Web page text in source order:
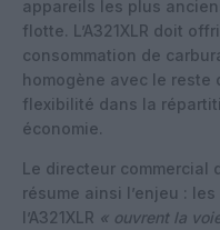
appareils les plus
flotte. L’A321XLR doit
consommation de
homogène avec le
flexibilité dans la
économie.
Le directeur commercial
résume ainsi l’enjeu :
l’A321XLR « ouvrent la